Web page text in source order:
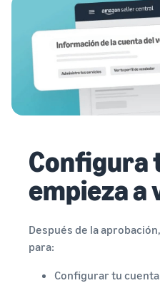
Configura
empieza a
Después de la
para:
Configurar tu